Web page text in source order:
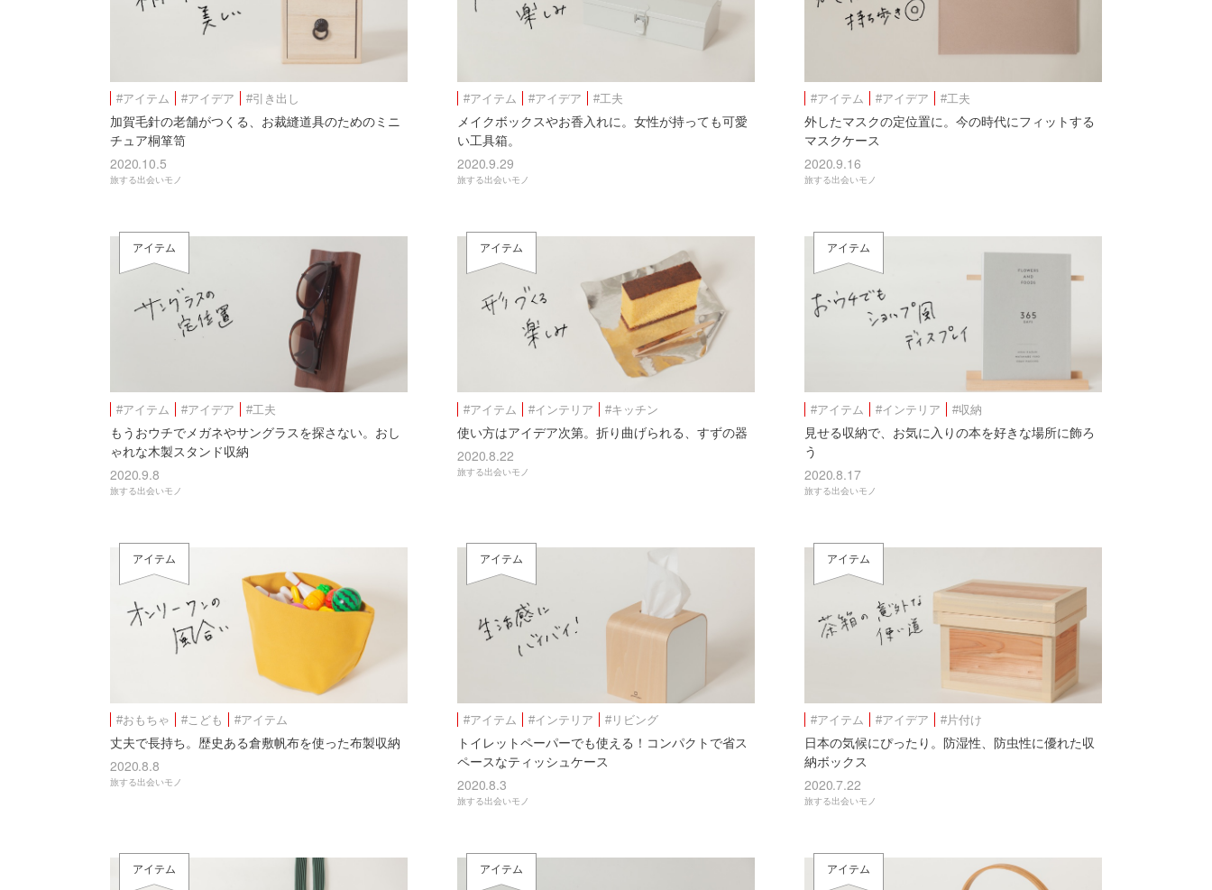
#アイテム #アイデア #引き出し
加賀毛針の老舗がつくる、お裁縫道具のためのミニ
チュア桐箪笥
2020.10.5
旅する出会いモノ
#アイテム #アイデア #工夫
メイクボックスやお⾹⼊れに。⼥性が持っても可愛
い⼯具箱。
2020.9.29
旅する出会いモノ
#アイテム #アイデア #工夫
外したマスクの定位置に。今の時代にフィットする
マスクケース
2020.9.16
旅する出会いモノ
アイテム
#アイテム #アイデア #工夫
もうおウチでメガネやサングラスを探さない。おし
ゃれな木製スタンド収納
2020.9.8
旅する出会いモノ
アイテム
#アイテム #インテリア #キッチン
使い方はアイデア次第。折り曲げられる、すずの器
2020.8.22
旅する出会いモノ
アイテム
#アイテム #インテリア #収納
見せる収納で、お気に入りの本を好きな場所に飾ろ
う
2020.8.17
旅する出会いモノ
アイテム
#おもちゃ #こども #アイテム
丈夫で長持ち。歴史ある倉敷帆布を使った布製収納
2020.8.8
旅する出会いモノ
アイテム
#アイテム #インテリア #リビング
トイレットペーパーでも使える！コンパクトで省ス
ペースなティッシュケース
2020.8.3
旅する出会いモノ
アイテム
#アイテム #アイデア #片付け
日本の気候にぴったり。防湿性、防虫性に優れた収
納ボックス
2020.7.22
旅する出会いモノ
アイテム アイテム アイテム